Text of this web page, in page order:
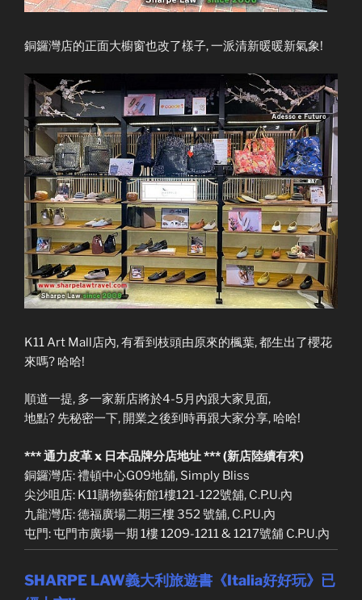
銅鑼灣店的正面大櫥窗也改了樣子, 一派清新暖暖新氣象!
K11 Art Mall店內, 有看到枝頭由原來的楓葉, 都生出了櫻花
來嗎? 哈哈!
順道一提, 多一家新店將於4-5月內跟大家見面,
地點? 先秘密一下, 開業之後到時再跟大家分享, 哈哈!
*** 通力皮革 x 日本品牌分店地址 *** (新店陸續有來)
銅鑼灣店: 禮頓中心G09地舖, Simply Bliss
尖沙咀店: K11購物藝術館1樓121-122號舖, C.P.U.內
九龍灣店: 德福廣場二期三樓 352 號舖, C.P.U.內
屯門: 屯門市廣場一期 1樓 1209-1211 & 1217號舖 C.P.U.內
SHARPE LAW義大利旅遊書《Italia好好玩》已